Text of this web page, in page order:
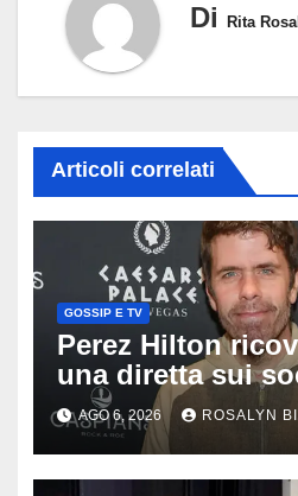
Di Rita
Articoli correlati
GOSSIP E TV
Perez Hilton
una diretta sui
famiglia rompe il
sue condizioni
AGO 6, 2026 ROSALYN